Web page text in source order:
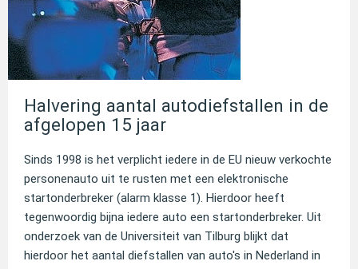
Halvering aantal autodiefstallen in de
afgelopen 15 jaar
Sinds 1998 is het verplicht iedere in de EU nieuw verkochte
personenauto uit te rusten met een elektronische
startonderbreker (alarm klasse 1). Hierdoor heeft
tegenwoordig bijna iedere auto een startonderbreker. Uit
onderzoek van de Universiteit van Tilburg blijkt dat
hierdoor het aantal diefstallen van auto's in Nederland in